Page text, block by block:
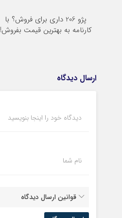
پژو 206 داری برای فروش؟ با
کارنامه به بهترین قیمت بفروش!
ارسال دیدگاه
دیدگاه خود را اینجا بنویسید
نام شما
قوانین ارسال دیدگاه